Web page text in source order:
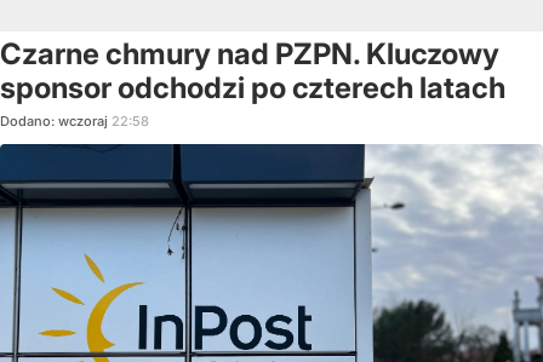
Czarne chmury nad PZPN. Kluczowy
sponsor odchodzi po czterech latach
Dodano: wczoraj 22:58